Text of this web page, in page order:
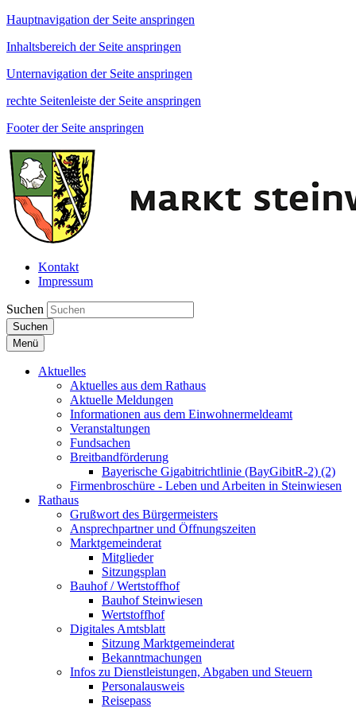
Hauptnavigation der Seite anspringen
Inhaltsbereich der Seite anspringen
Unternavigation der Seite anspringen
rechte Seitenleiste der Seite anspringen
Footer der Seite anspringen
Kontakt
Impressum
Suchen
Suchen
Menü
Aktuelles
Aktuelles aus dem Rathaus
Aktuelle Meldungen
Informationen aus dem Einwohnermeldeamt
Veranstaltungen
Fundsachen
Breitbandförderung
Bayerische Gigabitrichtlinie (BayGibitR-2) (2)
Firmenbroschüre - Leben und Arbeiten in Steinwiesen
Rathaus
Grußwort des Bürgermeisters
Ansprechpartner und Öffnungszeiten
Marktgemeinderat
Mitglieder
Sitzungsplan
Bauhof / Wertstoffhof
Bauhof Steinwiesen
Wertstoffhof
Digitales Amtsblatt
Sitzung Marktgemeinderat
Bekanntmachungen
Infos zu Dienstleistungen, Abgaben und Steuern
Personalausweis
Reisepass